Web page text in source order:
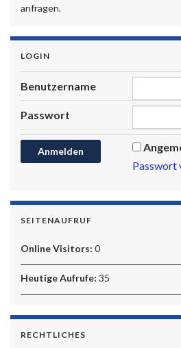
anfragen.
LOGIN
Benutzername
Passwort
Passwort
SEITENAUFRUF
Online Visitors: 0
Heutige Aufrufe: 35
RECHTLICHES